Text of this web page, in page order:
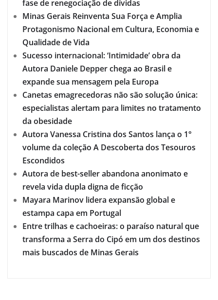
fase de renegociação de dívidas
Minas Gerais Reinventa Sua Força e Amplia
Protagonismo Nacional em Cultura, Economia e
Qualidade de Vida
Sucesso internacional: ‘Intimidade’ obra da
Autora Daniele Depper chega ao Brasil e
expande sua mensagem pela Europa
Canetas emagrecedoras não são solução única:
especialistas alertam para limites no tratamento
da obesidade
Autora Vanessa Cristina dos Santos lança o 1°
volume da coleção A Descoberta dos Tesouros
Escondidos
Autora de best-seller abandona anonimato e
revela vida dupla digna de ficção
Mayara Marinov lidera expansão global e
estampa capa em Portugal
Entre trilhas e cachoeiras: o paraíso natural que
transforma a Serra do Cipó em um dos destinos
mais buscados de Minas Gerais